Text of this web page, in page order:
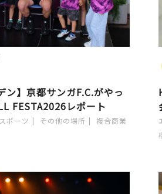
ン】京都サンガF.C.がやっ
FESTA2026レポート
スポーツ その他の場所
複合商業